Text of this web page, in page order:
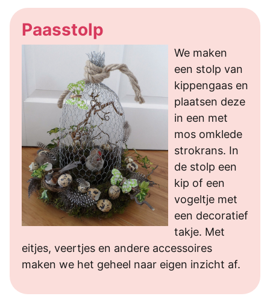
Paasstolp
We maken
een stolp van
kippengaas en
plaatsen deze
in een met
mos omklede
strokrans. In
de stolp een
kip of een
vogeltje met
een decoratief
takje. Met
eitjes, veertjes en andere accessoires
maken we het geheel naar eigen inzicht af.